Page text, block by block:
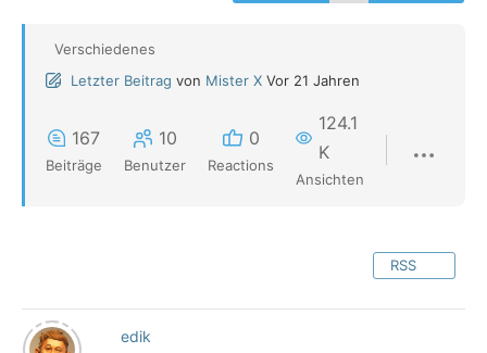
Verschiedenes
Letzter Beitrag von Mister X Vor 21 Jahren
167
Beiträge
10
Benutzer
0
Reactions
124.1
K
Ansichten
RSS
edik